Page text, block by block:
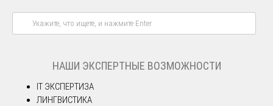
НАШИ ЭКСПЕРТНЫЕ ВОЗМОЖНОСТИ
IT ЭКСПЕРТИЗА
ЛИНГВИСТИКА